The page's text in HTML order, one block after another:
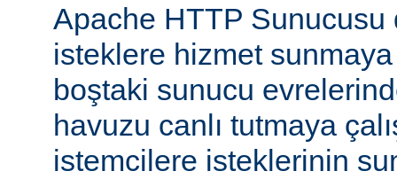
Apache HTTP Sunucusu
isteklere hizmet
boştaki sunucu
havuzu canlı tutmaya
istemcilere isteklerinin